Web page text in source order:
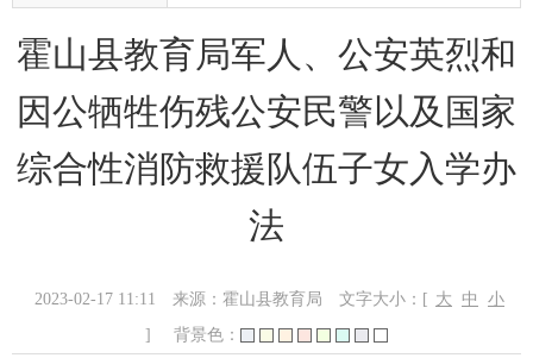
霍山县教育局军人、公安英烈和
因公牺牲伤残公安民警以及国家
综合性消防救援队伍子女入学办
法
2023-02-17 11:11 来源：霍山县教育局 文字大小：[ 大 中
小
]
背景色：